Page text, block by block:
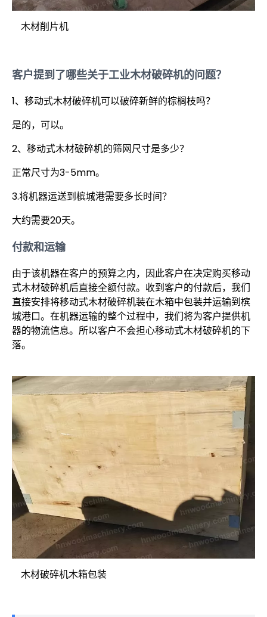
木材削片机
客户提到了哪些关于工业木材破碎机的问题？
1、移动式木材破碎机可以破碎新鲜的棕榈枝吗？
是的，可以。
2、移动式木材破碎机的筛网尺寸是多少？
正常尺寸为3-5mm。
3.将机器运送到槟城港需要多长时间？
大约需要20天。
付款和运输
由于该机器在客户的预算之内，因此客户在决定购买移动
式木材破碎机后直接全额付款。收到客户的付款后，我们
直接安排将移动式木材破碎机装在木箱中包装并运输到槟
城港口。在机器运输的整个过程中，我们将为客户提供机
器的物流信息。所以客户不会担心移动式木材破碎机的下
落。
木材破碎机木箱包装